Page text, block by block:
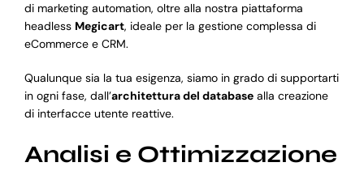
di marketing automation, oltre alla nostra piattaforma
headless Megicart, ideale per la gestione complessa di
eCommerce e CRM.
Qualunque sia la tua esigenza, siamo in grado di supportarti
in ogni fase, dall’architettura del databasealla creazione
di interfacce utente reattive.
Analisi e Ottimizzazione